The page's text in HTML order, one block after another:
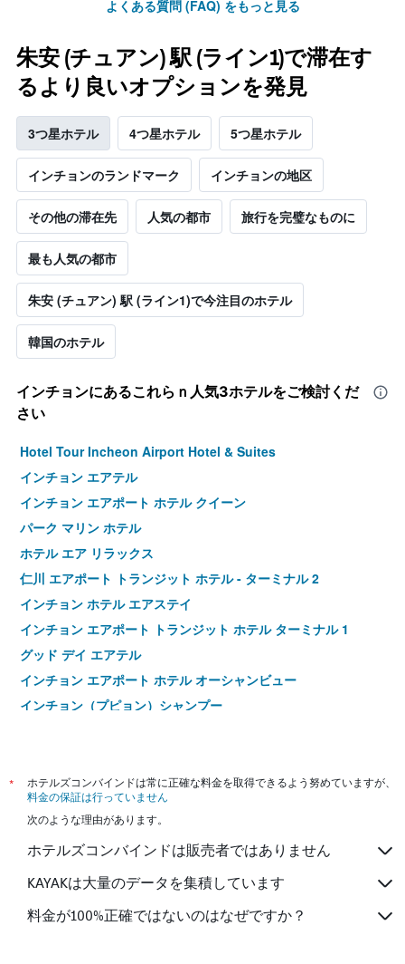
よくある質問 (FAQ) をもっと見る
朱安 (チュアン) 駅 (ライン1)で滞在す
るより良いオプションを発見
3つ星ホテル 4つ星ホテル 5つ星ホテル
インチョンのランドマーク インチョンの地区
その他の滞在先 人気の都市 旅行を完璧なものに
最も人気の都市
朱安 (チュアン) 駅 (ライン1)で今注目のホテル
韓国のホテル
インチョン​にあるこれらｎ人気3ホテルをご検討くだ
さい
Hotel Tour Incheon Airport Hotel & Suites
インチョン エアテル
インチョン エアポート ホテル クイーン
パーク マリン ホテル
ホテル エア リラックス
仁川 エアポート トランジット ホテル - ターミナル 2
インチョン ホテル エアステイ
インチョン エアポート トランジット ホテル ターミナル 1
グッド デイ エアテル
インチョン エアポート ホテル オーシャンビュー
インチョン（プピョン）シャンプー
ブリッジ ホテル インチョン ソンド
カリス ホテル
エバーリッチ ホテル
インチョン エアポート オーシャンサイド ホテル
ベニケア ウォルミド ザ ブリス ホテル
ラマダ ホテル ソンドゥ
*
ホテルズコンバインドは常に正確な料金を取得できるよう努めていますが、
料金の保証は行っていません
次のような理由があります。
ホテルズコンバインドは販売者ではありません
KAYAKは大量のデータを集積しています
料金が100%正確ではないのはなぜですか？